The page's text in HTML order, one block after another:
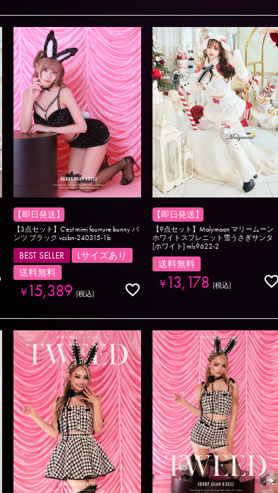
【即日発送】
【3点セット】C'est mimi fourrure bunny パ
ンツ ブラック vcsbn-240315-1b
BEST SELLER
Lサイズあり
送料無料
¥15,389 税込
【即日発送】
【9点セット】Malymoon マリームーン
ホワイトスフレニット雪うさぎサンタ
[ホワイト] mls9622-2
送料無料
¥13,178 税込